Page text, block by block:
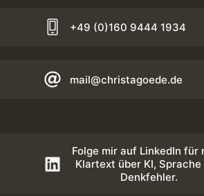
+49 (0)160 9444 1934
mail@christagoede.de
Folge mir auf LinkedIn für
Klartext über KI, Sprache
Denkfehler.